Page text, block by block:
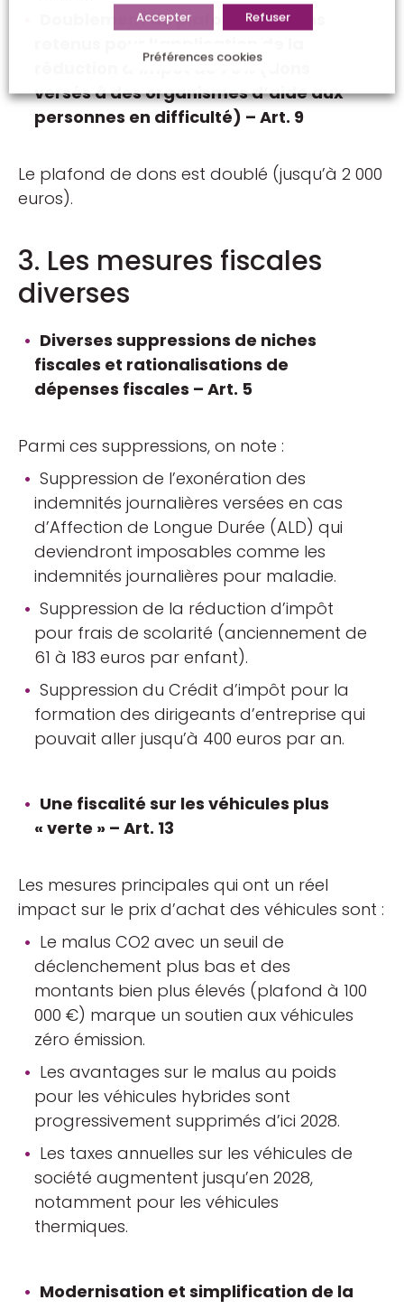
Doublement du plafond des dons
réduction d’impôt de 75% (dons
versés à des organismes d’aide aux
personnes en difficulté) – Art. 9
Le plafond de dons est doublé (jusqu’à 2 000
euros).
3. Les mesures fiscales
diverses
Diverses suppressions de niches
fiscales et rationalisations de
dépenses fiscales – Art. 5
Parmi ces suppressions, on note :
Suppression de l’exonération des
indemnités journalières versées en cas
d’Affection de Longue Durée (ALD) qui
deviendront imposables comme les
indemnités journalières pour maladie.
Suppression de la réduction d’impôt
pour frais de scolarité (anciennement de
61 à 183 euros par enfant).
Suppression du Crédit d’impôt pour la
formation des dirigeants d’entreprise qui
pouvait aller jusqu’à 400 euros par an.
Une fiscalité sur les véhicules plus
« verte » – Art. 13
Les mesures principales qui ont un réel
impact sur le prix d’achat des véhicules sont :
Le malus CO2 avec un seuil de
déclenchement plus bas et des
montants bien plus élevés (plafond à 100
000 €) marque un soutien aux véhicules
zéro émission.
Les avantages sur le malus au poids
pour les véhicules hybrides sont
progressivement supprimés d’ici 2028.
Les taxes annuelles sur les véhicules de
société augmentent jusqu’en 2028,
notamment pour les véhicules
thermiques.
Modernisation et simplification de la
Accepter Refuser
Préférences cookies